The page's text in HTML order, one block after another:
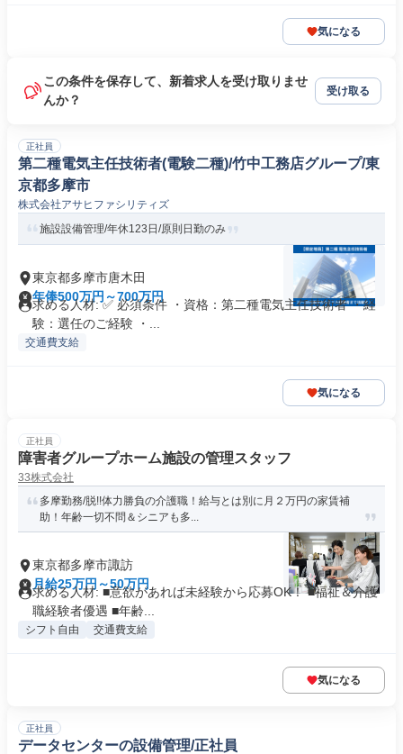
気になる
この条件を保存して、新着求人を受け取りませ
んか？
受け取る
正社員
第二種電気主任技術者(電験二種)/竹中工務店グループ/東
京都多摩市
株式会社アサヒファシリティズ
施設設備管理/年休123日/原則日勤のみ
東京都多摩市唐木田
年俸500万円～700万円
求める人材: ✅ 必須条件 ・資格：第二種電気主任技術者 ・経
験：選任のご経験 ・...
交通費支給
気になる
正社員
障害者グループホーム施設の管理スタッフ
33株式会社
多摩勤務/脱!!体力勝負の介護職！給与とは別に月２万円の家賃補
助！年齢一切不問＆シニアも多...
東京都多摩市諏訪
月給25万円～50万円
求める人材: ■意欲があれば未経験から応募OK！ ■福祉＆介護
職経験者優遇 ■年齢...
シフト自由 交通費支給
気になる
正社員
データセンターの設備管理/正社員